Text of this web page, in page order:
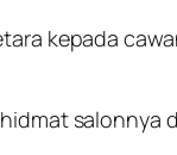
kepada
salonnya